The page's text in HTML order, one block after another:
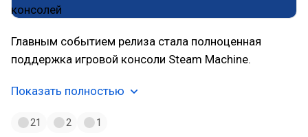
Главным событием релиза стала полноценная
поддержка игровой консоли Steam Machine.
Показать полностью
21 2 1